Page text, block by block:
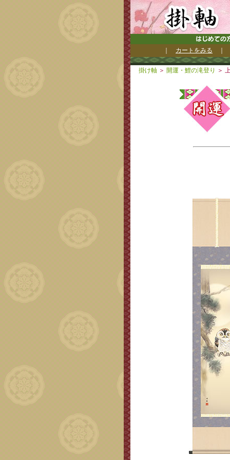
カートをみる
掛け軸 ＞ 開運・鯉の滝登り ＞